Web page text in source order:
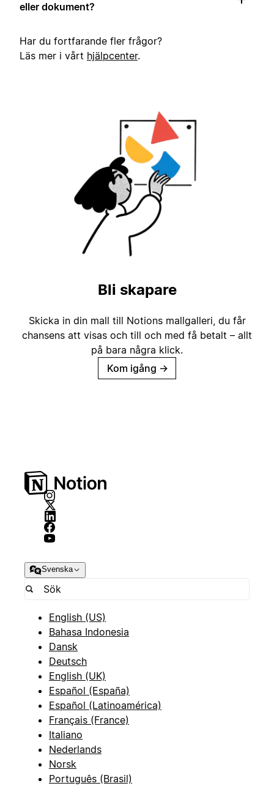
eller dokument?
Har du fortfarande fler frågor?
Läs mer i vårt hjälpcenter.
Bli skapare
Skicka in din mall till Notions mallgalleri, du får
chansens att visas och till och med få betalt – allt
på bara några klick.
Kom igång →
Svenska
English (US)
Bahasa Indonesia
Dansk
Deutsch
English (UK)
Español (España)
Español (Latinoamérica)
Français (France)
Italiano
Nederlands
Norsk
Português (Brasil)